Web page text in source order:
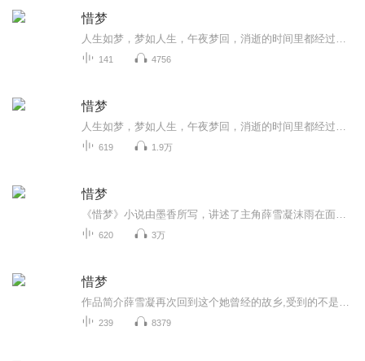
惜梦
141 4756
惜梦
619 1.9万
惜梦
620 3万
惜梦
239 8379